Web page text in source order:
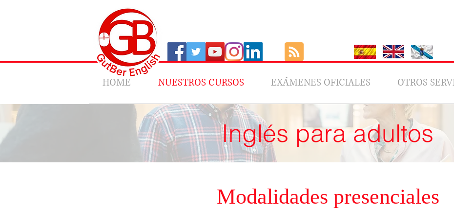
HOME NUESTROS CURSOS EXÁMENES OFICIALES OTROS
Inglés para adultos
Modalidades presenciales